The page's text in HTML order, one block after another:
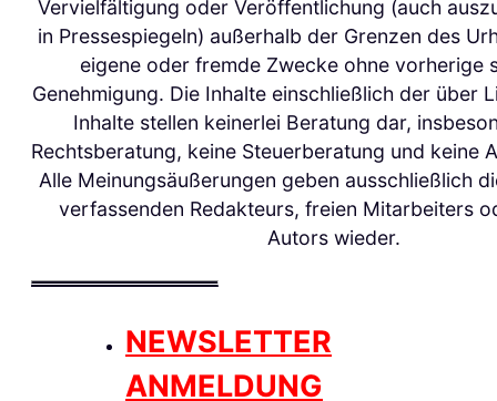
Vervielfältigung oder Veröffentlichung (auch
in Pressespiegeln) außerhalb der Grenzen des
eigene oder fremde Zwecke ohne vorherige
Genehmigung. Die Inhalte einschließlich der über
Inhalte stellen keinerlei Beratung dar,
Rechtsberatung, keine Steuerberatung und keine
Alle Meinungsäußerungen geben ausschließlich
verfassenden Redakteurs, freien Mitarbeiters
Autors wieder.
NEWSLETTER
ANMELDUNG